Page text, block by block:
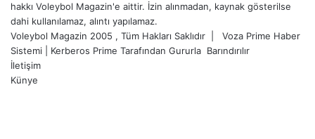
hakkı Voleybol Magazin'e aittir. İzin alınmadan, kaynak gösterilse
dahi kullanılamaz, alıntı yapılamaz.
Voleybol Magazin 2005 , Tüm Hakları Saklıdır | Voza Prime Haber
Sistemi
Kerberos Prime Tarafından Gururla Barındırılır
İletişim
Künye